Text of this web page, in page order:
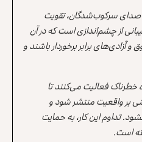
صدای سرکوب‌شدگان، تقویت
از چشم‌اندازی است که در آن
آزادی‌های برابر برخوردار باشند و
خطرناک فعالیت می‌کنند تا
بر واقعیت منتشر شود و
تداوم این کار، به حمایت
است.